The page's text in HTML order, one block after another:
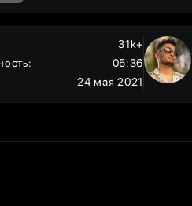
31k+
:
05:36
24 мая 2021